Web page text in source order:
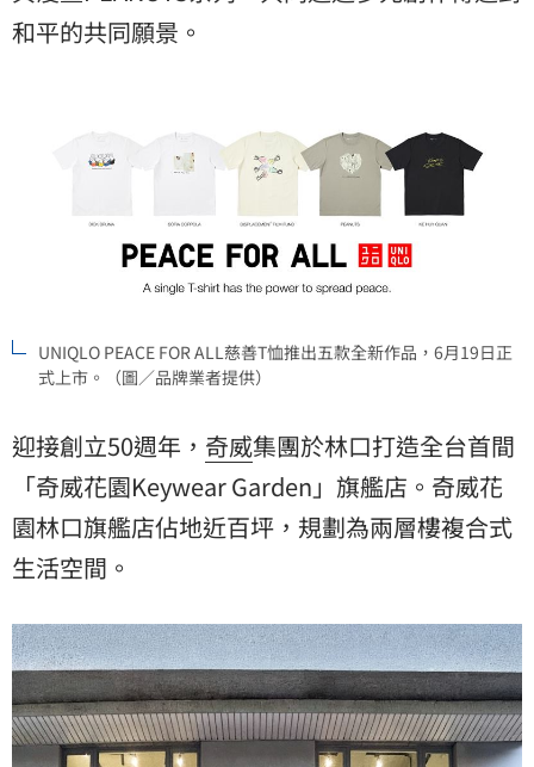
和平的共同願景。
UNIQLO PEACE FOR ALL慈善T恤推出五款全新作品，6月19日正
式上市。（圖／品牌業者提供）
迎接創立50週年， 奇威集團於林口打造全台首間
「奇威花園Keywear Garden」旗艦店。奇威花
園林口旗艦店佔地近百坪，規劃為兩層樓複合式
生活空間。